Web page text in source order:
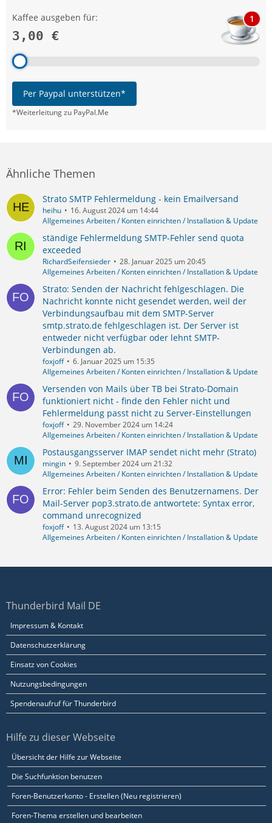
Kaffee ausgeben für:
3,00 €
1
Per Paypal unterstützen*
*Weiterleitung zu PayPal.Me
Ähnliche Themen
Strato SMTP Fehlermeldung - kein Emailversand
heihu
16. August 2024 um 14:44
Allgemeines Arbeiten / Konten einrichten / Installation & Update
ständige Fehlermeldung SMTP-Fehler send quota
exceeded
RichardSeifensieder
28. Januar 2025 um 20:45
Allgemeines Arbeiten / Konten einrichten / Installation & Update
Strato: Senden der Nachricht fehlgeschlagen. Die
Nachricht konnte nicht gesendet werden, weil der
Verbindungsaufbau mit dem SMTP-Server
smtp.strato.de fehlgeschlagen ist. Der Server ist
entweder nicht verfügbar oder lehnt SMTP-
Verbindungen ab.
foxjoff
6. Januar 2025 um 15:35
Allgemeines Arbeiten / Konten einrichten / Installation & Update
Versenden von Mails über TB bei Strato-Domain
funktioniert nicht - finde den Fehler nicht und
Fehlermeldung passt nicht zu Server-Einstellungen
foxjoff
29. November 2024 um 14:24
Allgemeines Arbeiten / Konten einrichten / Installation & Update
Postausgangsserver IMAP sendet nicht mehr (Strato)
mingin
9. September 2024 um 21:32
Allgemeines Arbeiten / Konten einrichten / Installation & Update
Error: Fehler beim Senden des Benutzernamens. Der
Mail-Server pop3.strato.de antwortete: Syntax error,
command unrecognized
foxjoff
13. August 2024 um 13:15
Allgemeines Arbeiten / Konten einrichten / Installation & Update
Thunderbird Mail DE
Impressum & Kontakt
Datenschutzerklärung
Einsatz von Cookies
Nutzungsbedingungen
Spendenaufruf für Thunderbird
Hilfe zu dieser Webseite
Übersicht der Hilfe zur Webseite
Die Suchfunktion benutzen
Foren-Benutzerkonto - Erstellen (Neu registrieren)
Foren-Thema erstellen und bearbeiten